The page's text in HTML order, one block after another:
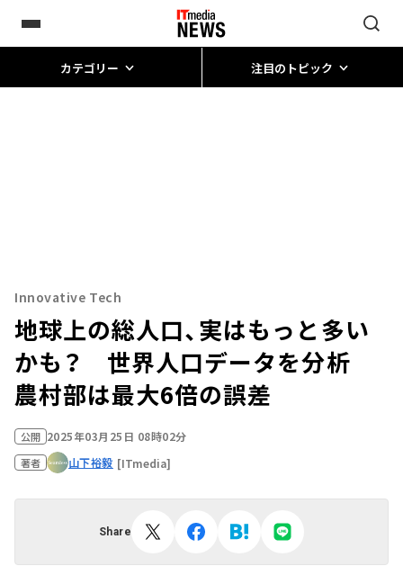
カテゴリー 注目のトピック
Innovative Tech
地球上の総人口、実はもっと多い
かも？ 世界人口データを分析
農村部は最大6倍の誤差
公開 2025年03月25日 08時02分
著者 山下裕毅 [ITmedia]
Share